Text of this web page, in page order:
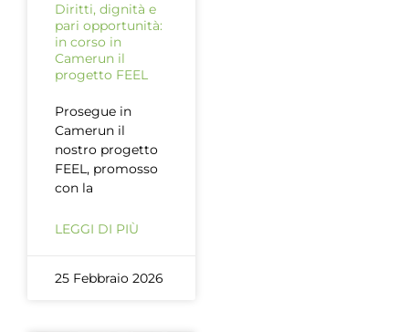
Diritti, dignità e
pari opportunità:
in corso in
Camerun il
progetto FEEL
Prosegue in
Camerun il
nostro progetto
FEEL, promosso
con la
LEGGI DI PIÙ
25 Febbraio 2026